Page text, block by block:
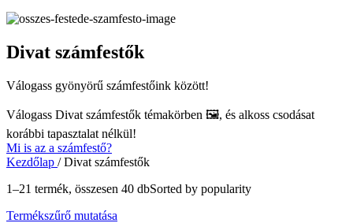
Divat számfestők
Válogass gyönyörű számfestőink között!
Válogass Divat számfestők témakörben 🖼️, és alkoss csodásat
korábbi tapasztalat nélkül!
Mi is az a számfestő?
Kezdőlap / Divat számfestők
1–21 termék, összesen 40 dbSorted by popularity
Termékszűrő mutatása